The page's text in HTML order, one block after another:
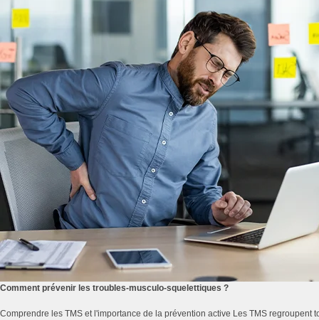
Comment prévenir les troubles-musculo-squelettiques ?
Comprendre les TMS et l'importance de la prévention active Les TMS